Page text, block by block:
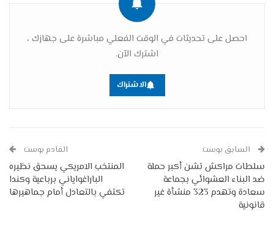
احصل على تحديثات في الوقت الفعلي مباشرة على جهازك ،
اشترك الآن.
الاشتراك
السابق بوست
سلطات مراكش تشن أكبر حملة
ضد البناء العشوائي بجماعة
سعادة وتهدم 323 منشأة غير
قانونية
القادم بوست
المنتخب الامريكي يسحق نظيره
الباراغواياني برباعية وكندا
تكتفي بالتعادل أمام جماهيرها